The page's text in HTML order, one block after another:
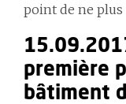
point de ne
première
bâtiment